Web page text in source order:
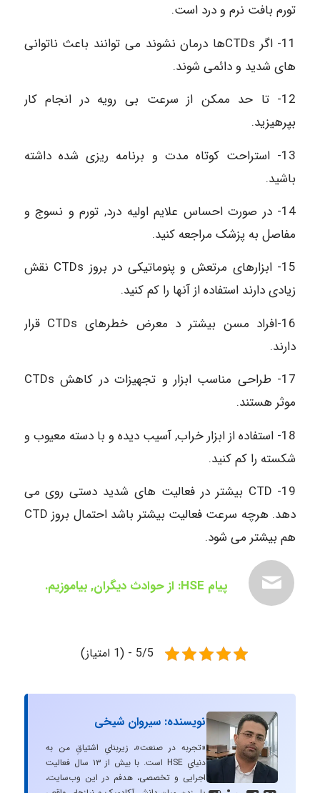
تورم بافت نرم و درد است.
11- اگر CTDsها درمان نشوند می توانند باعث ناتوانی
های شدید و دائمی شوند.
12- تا حد ممکن از سرعت بی رویه در انجام کار
بپرهیزید.
13- استراحت کوتاه مدت و برنامه ریزی شده داشته
باشید.
14- در صورت احساس علایم اولیه درد, تورم و نسوج و
مفاصل به پزشک مراجعه کنید.
15- ابزارهای مرتعش و پنوماتیکی در بروز CTDs نقش
زیادی دارند استفاده از آنها را کم کنید.
16-افراد مسن بیشتر د معرض خطرهای CTDs قرار
دارند.
17- طراحی مناسب ابزار و تجهیزات در کاهش CTDs
موثر هستند.
18- استفاده از ابزار خراب, آسیب دیده و با دسته معیوب و
شکسته را کم کنید.
19- CTD بیشتر در فعالیت های شدید دستی روی می
دهد. هرچه سرعت فعالیت بیشتر باشد احتمال بروز CTD
هم بیشتر می شود.
پیام HSE: از حوادث دیگران, بیاموزیم.
5/5 - (1 امتیاز)
نویسنده: سیروان شیخی
«تجربه در صنعت»، زیربنایِ اشتیاقِ من به
دنیایِ HSE است. با بیش از ۱۳ سال فعالیت
اجرایی و تخصصی، هدفم در این وب‌سایت،